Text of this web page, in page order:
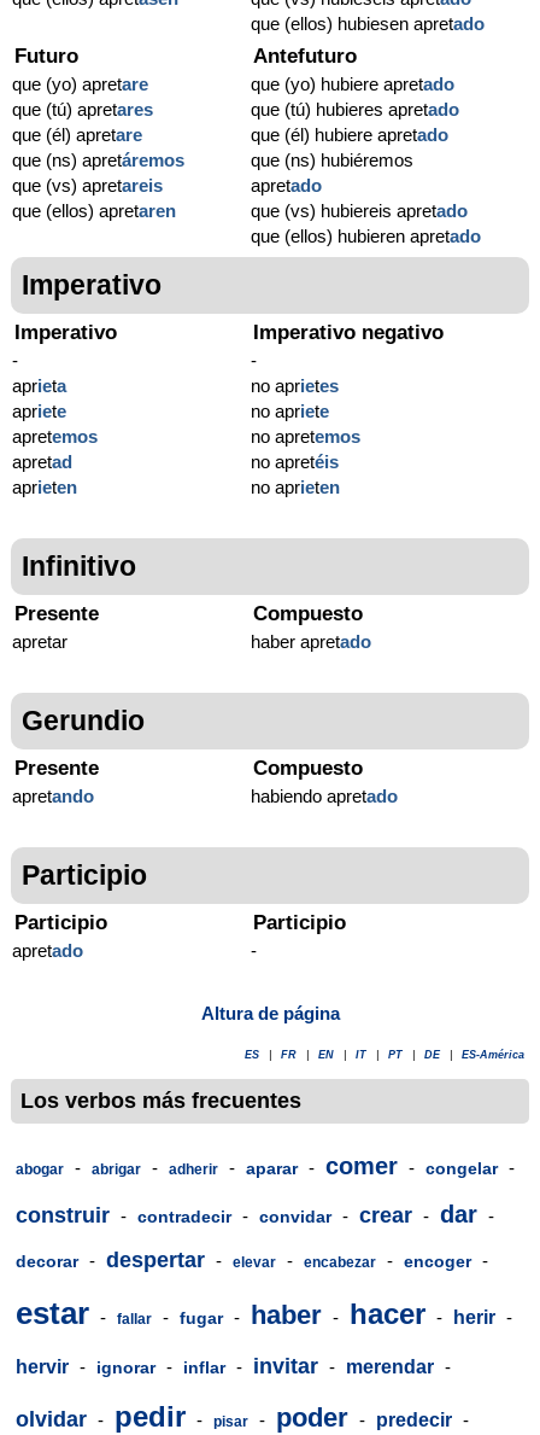
que (ellos) hubiesen apretado
Futuro
que (yo) apretare
que (tú) apretares
que (él) apretare
que (ns) apretáremos
que (vs) apretareis
que (ellos) apretaren
Antefuturo
que (yo) hubiere apretado
que (tú) hubieres apretado
que (él) hubiere apretado
que (ns) hubiéremos
apretado
que (vs) hubiereis apretado
que (ellos) hubieren apretado
Imperativo
Imperativo
-
aprieta
apriete
apretemos
apretad
aprieten
Imperativo negativo
-
no aprietes
no apriete
no apretemos
no apretéis
no aprieten
Infinitivo
Presente
apretar
Compuesto
haber apretado
Gerundio
Presente
apretando
Compuesto
habiendo apretado
Participio
Participio
apretado
Participio
-
Altura de página
ES FR EN IT PT DE ES-América
Los verbos más frecuentes
abogar - abrigar - adherir - aparar - comer - congelar -
construir - contradecir - convidar - crear - dar -
decorar - despertar - elevar - encabezar - encoger -
estar - fallar - fugar - haber - hacer - herir -
hervir - ignorar - inflar - invitar - merendar -
olvidar - pedir - pisar - poder - predecir -